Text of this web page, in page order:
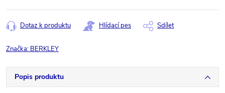
Dotaz k produktu Hlídací pes Sdílet
Značka: BERKLEY
Popis produktu